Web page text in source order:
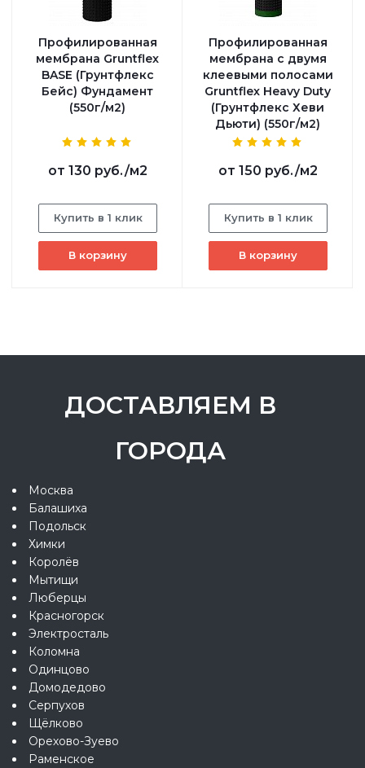
Профилированная
мембрана Gruntflex
BASE (Грунтфлекс
Бейс) Фундамент
(550г/м2)
от 130 руб./м2
Купить в 1 клик
В корзину
Профилированная
мембрана с двумя
клеевыми полосами
Gruntflex Heavy Duty
(Грунтфлекс Хеви
Дьюти) (550г/м2)
от 150 руб./м2
Купить в 1 клик
В корзину
ДОСТАВЛЯЕМ В
ГОРОДА
Москва
Балашиха
Подольск
Химки
Королёв
Мытищи
Люберцы
Красногорск
Электросталь
Коломна
Одинцово
Домодедово
Серпухов
Щёлково
Орехово-Зуево
Раменское